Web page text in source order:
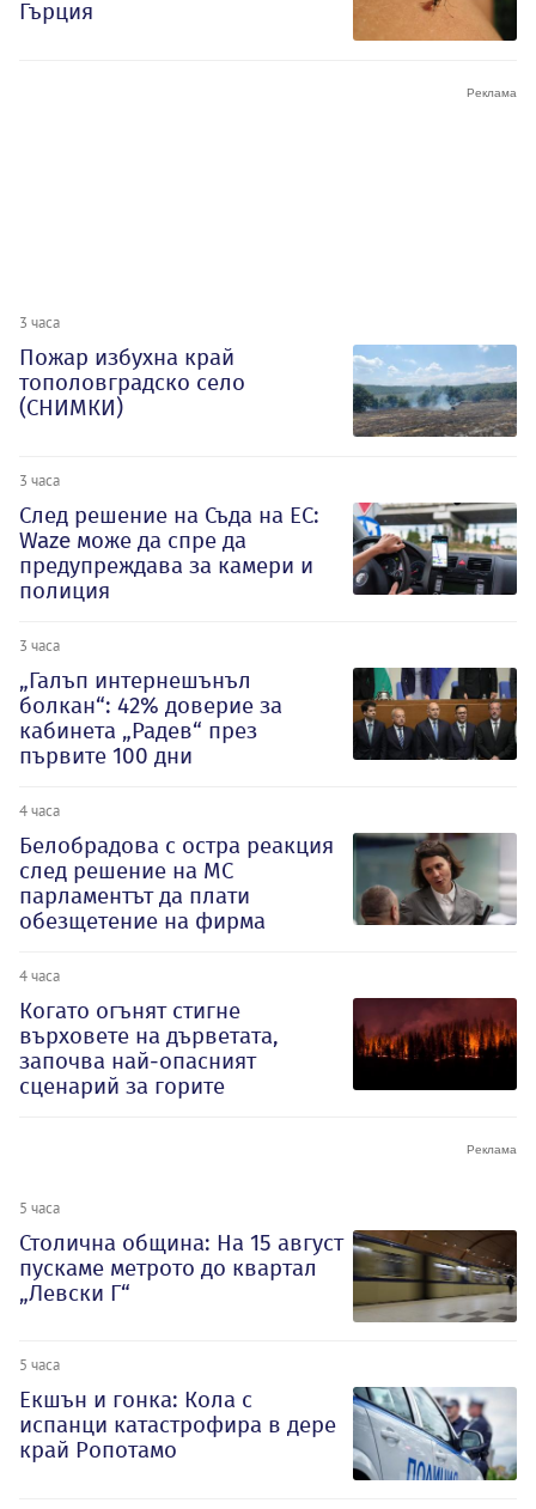
Гърция
3 часа
Пожар избухна край
тополовградско село
(СНИМКИ)
3 часа
След решение на Съда на ЕС:
Waze може да спре да
предупреждава за камери и
полиция
3 часа
„Галъп интернешънъл
болкан“: 42% доверие за
кабинета „Радев“ през
първите 100 дни
4 часа
Белобрадова с остра реакция
след решение на МС
парламентът да плати
обезщетение на фирма
4 часа
Когато огънят стигне
върховете на дърветата,
започва най-опасният
сценарий за горите
5 часа
Столична община: На 15 август
пускаме метрото до квартал
„Левски Г“
5 часа
Екшън и гонка: Кола с
испанци катастрофира в дере
край Ропотамо